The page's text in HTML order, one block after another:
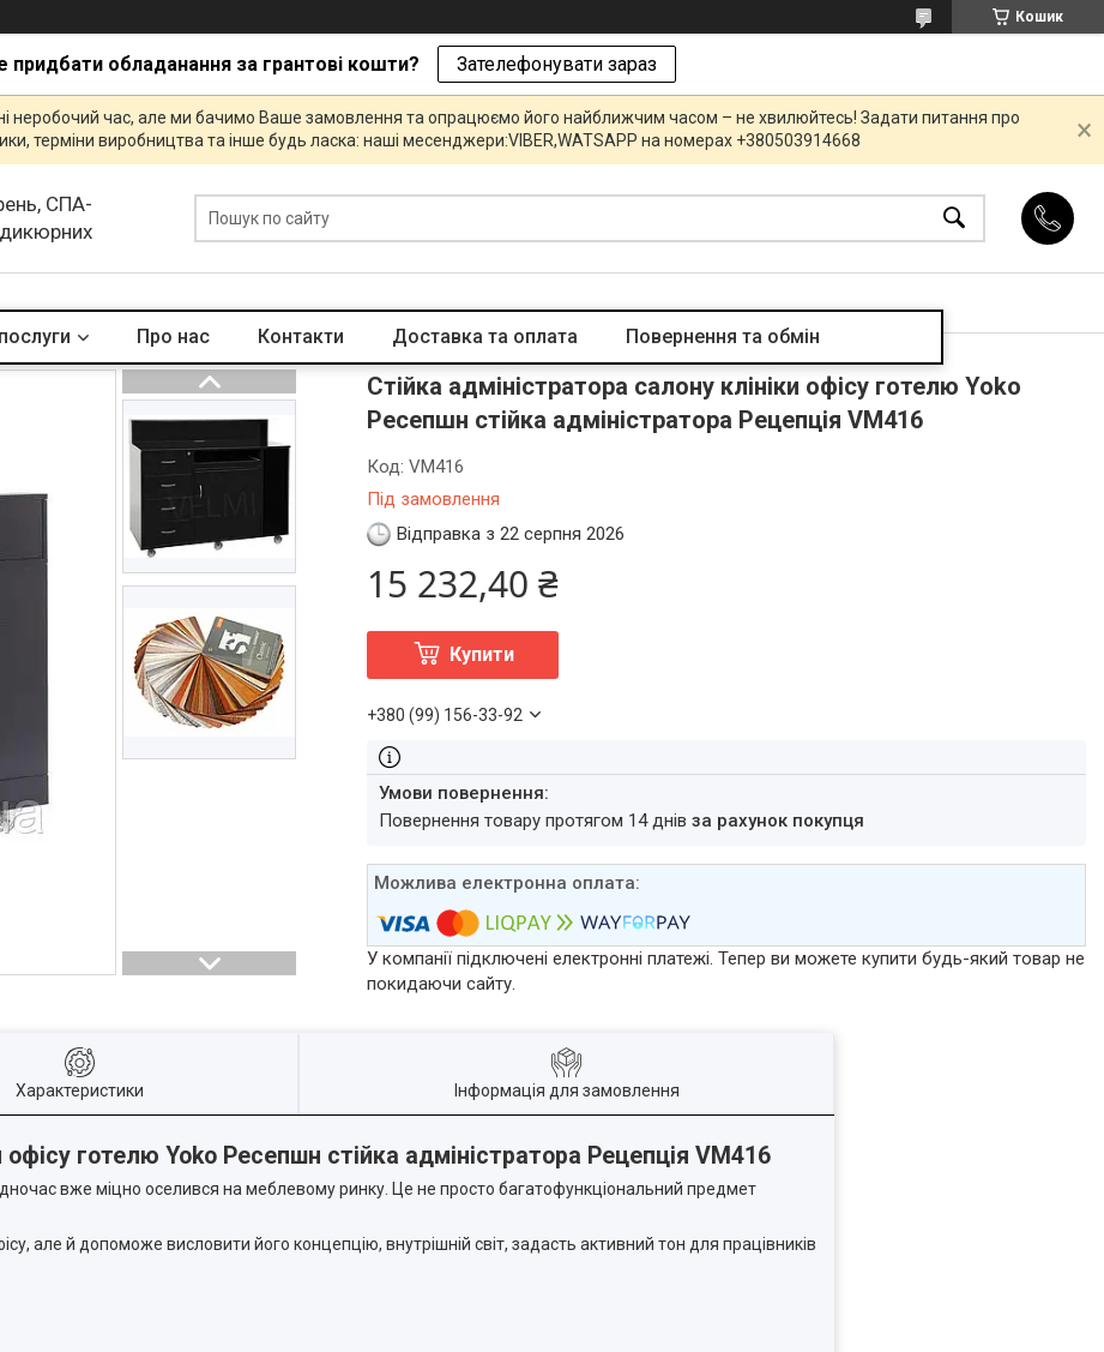
Кошик
придбати обладанання за грантові кошти? Зателефонувати зараз
неробочий час, але ми бачимо Ваше замовлення та опрацюємо його найближчим часом – не хвилюйтесь! Задати питання про
терміни виробництва та інше будь ласка: наші месенджери:VIBER,WATSAPP на номерах +380503914668
СПА-
Про нас Контакти Доставка та оплата Повернення та обмін
Стійка адміністратора салону клініки офісу готелю Yoko
Ресепшн стійка адміністратора Рецепція VM416
Під замовлення
Код:VM416
Відправка з 22 серпня 2026
15 232,40 ₴
Купити
+380 (99) 156-33-92
повернення товару протягом 14 днівза рахунок покупця
У компанії підключені електронні платежі. Тепер ви можете купити будь-який товар не
покидаючи сайту.
Характеристики Інформація для замовлення
офісу готелю Yoko Ресепшн стійка адміністратора Рецепція VM416
вже міцно оселився на меблевому ринку. Це не просто багатофункціональний предмет
але й допоможе висловити його концепцію, внутрішній світ, задасть активний тон для працівників